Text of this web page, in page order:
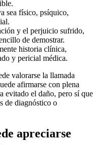
sea físico, psíquico,
y el perjuicio sufrido,
de demostrar.
historia clínica,
y pericial médica.
valorarse la llamada
afirmarse con plena
evitado el daño, pero sí que
de diagnóstico o
apreciarse